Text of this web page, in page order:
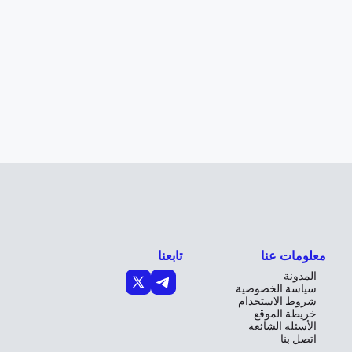
معلومات عنا
المدونة
سياسة الخصوصية
شروط الاستخدام
خريطة الموقع
الأسئلة الشائعة
اتصل بنا
تابعنا